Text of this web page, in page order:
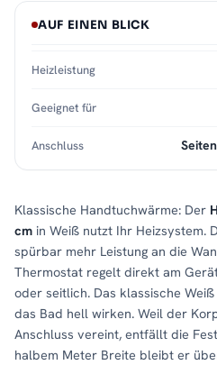
Klassische Handtuchwärme: Der
cm in Weiß nutzt Ihr Heizsystem.
spürbar mehr Leistung an die
Thermostat regelt direkt am
oder seitlich. Das klassische
das Bad hell wirken. Weil der
Anschluss vereint, entfällt die
halbem Meter Breite bleibt er
AUF EINEN BLICK
Heizleistung
Geeignet für
Anschluss